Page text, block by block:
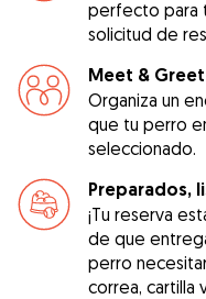
perfecto para
solicitud de
Meet & Greet
Organiza un
que tu perro
seleccionado.
Preparados,
¡Tu reserva
de que
perro
correa, cartilla